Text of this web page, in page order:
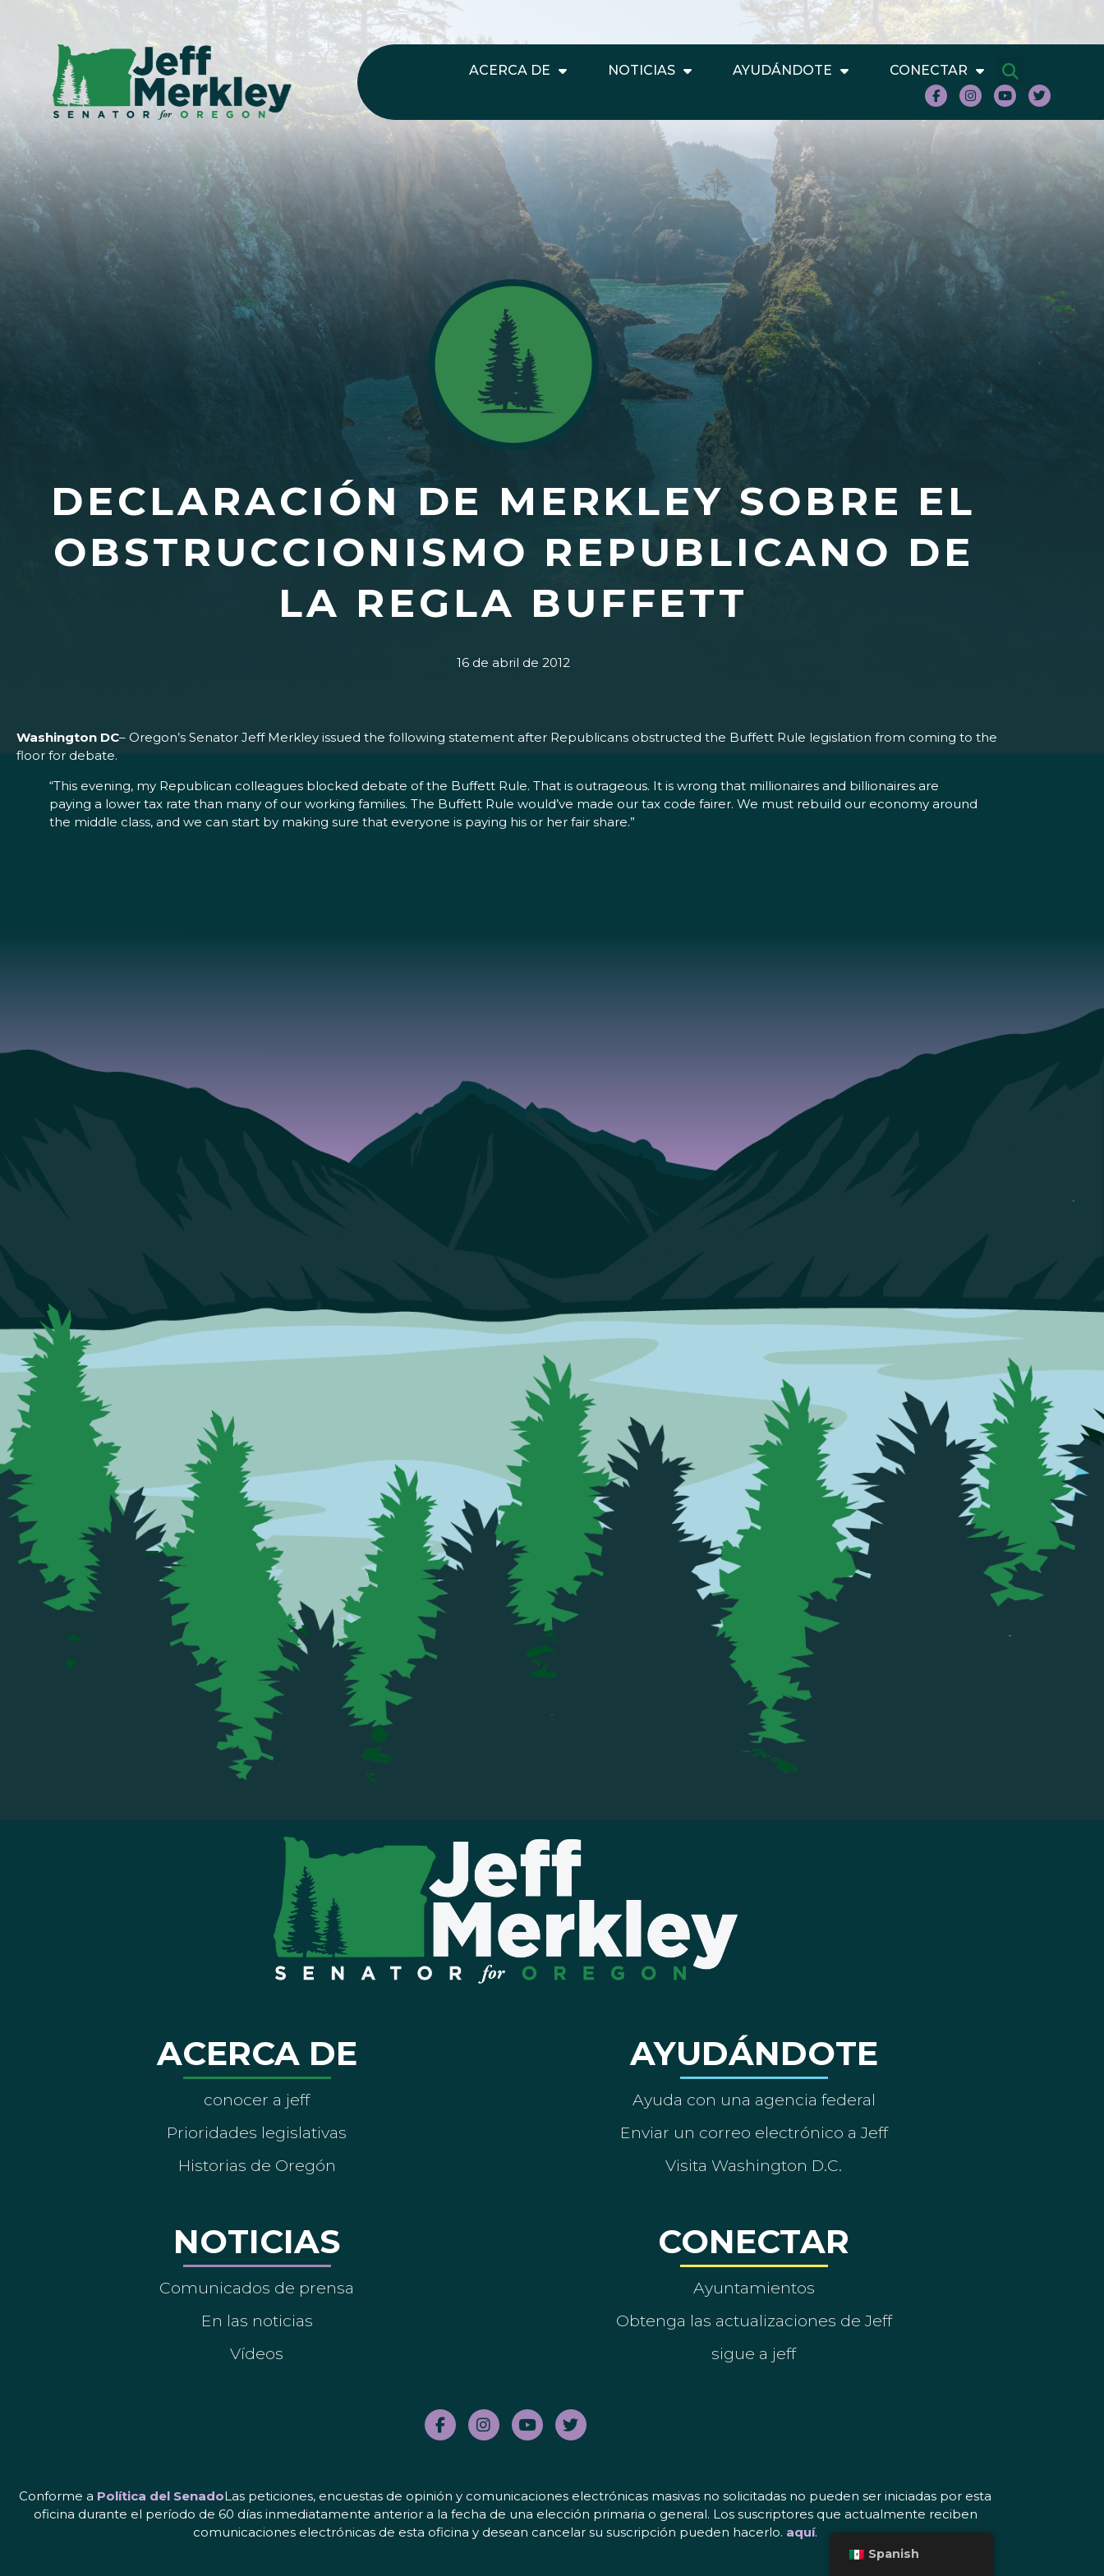
ACERCA DE NOTICIAS AYUDÁNDOTE CONECTAR
DECLARACIÓN DE MERKLEY SOBRE EL
OBSTRUCCIONISMO REPUBLICANO DE
LA REGLA BUFFETT
16 de abril de 2012
Washington DC– Oregon’s Senator Jeff Merkley issued the following statement after Republicans obstructed the Buffett Rule legislation from coming to the
floor for debate.
“This evening, my Republican colleagues blocked debate of the Buffett Rule. That is outrageous. It is wrong that millionaires and billionaires are
paying a lower tax rate than many of our working families. The Buffett Rule would’ve made our tax code fairer. We must rebuild our economy around
the middle class, and we can start by making sure that everyone is paying his or her fair share.”
ACERCA DE
conocer a jeff
Prioridades legislativas
Historias de Oregón
NOTICIAS
Comunicados de prensa
En las noticias
Vídeos
AYUDÁNDOTE
Ayuda con una agencia federal
Enviar un correo electrónico a Jeff
Visita Washington D.C.
CONECTAR
Ayuntamientos
Obtenga las actualizaciones de Jeff
sigue a jeff
Conforme a Política del SenadoLas peticiones, encuestas de opinión y comunicaciones electrónicas masivas no solicitadas no pueden ser iniciadas por esta
oficina durante el período de 60 días inmediatamente anterior a la fecha de una elección primaria o general. Los suscriptores que actualmente reciben
comunicaciones electrónicas de esta oficina y desean cancelar su suscripción pueden hacerlo. aquí.
Spanish